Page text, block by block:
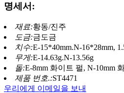
명세서:
재료:황동/진주
도금:금도금
치수:E-15*40mm.N-16*28mm,
무게:E-14.63g.N-13.56g
돌:E-8mm 화이트 펄, N-10mm
제품 번호.:ST4471
우리에게 이메일을 보내